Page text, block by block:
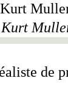
de